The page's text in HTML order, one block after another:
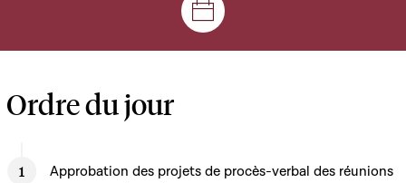
Séances et réunions
Ordre du jour
Approbation des projets de procès-verbal des réunions